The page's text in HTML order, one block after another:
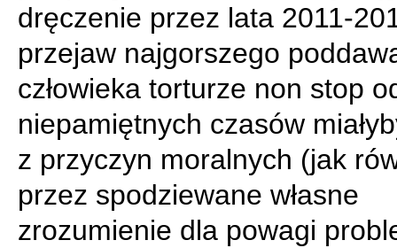
dręczenie przez lata 2011-
przejaw najgorszego
człowieka torturze non stop
niepamiętnych czasów
z przyczyn moralnych (jak
przez spodziewane własne
zrozumienie dla powagi